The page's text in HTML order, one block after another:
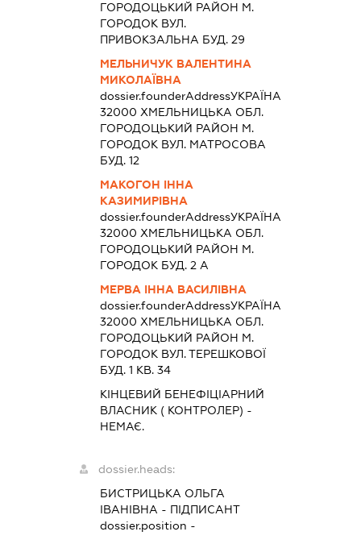
ГОРОДОЦЬКИЙ РАЙОН М.
ГОРОДОК ВУЛ.
ПРИВОКЗАЛЬНА БУД. 29
МЕЛЬНИЧУК ВАЛЕНТИНА
МИКОЛАЇВНА
dossier.founderAddressУКРАЇНА
32000 ХМЕЛЬНИЦЬКА ОБЛ.
ГОРОДОЦЬКИЙ РАЙОН М.
ГОРОДОК ВУЛ. МАТРОСОВА
БУД. 12
МАКОГОН ІННА
КАЗИМИРІВНА
dossier.founderAddressУКРАЇНА
32000 ХМЕЛЬНИЦЬКА ОБЛ.
ГОРОДОЦЬКИЙ РАЙОН М.
ГОРОДОК БУД. 2 А
МЕРВА ІННА ВАСИЛІВНА
dossier.founderAddressУКРАЇНА
32000 ХМЕЛЬНИЦЬКА ОБЛ.
ГОРОДОЦЬКИЙ РАЙОН М.
ГОРОДОК ВУЛ. ТЕРЕШКОВОЇ
БУД. 1 КВ. 34
КІНЦЕВИЙ БЕНЕФІЦІАРНИЙ
ВЛАСНИК ( КОНТРОЛЕР) -
НЕМАЄ.
dossier.heads:
БИСТРИЦЬКА ОЛЬГА
ІВАНІВНА - ПІДПИСАНТ
dossier.position -